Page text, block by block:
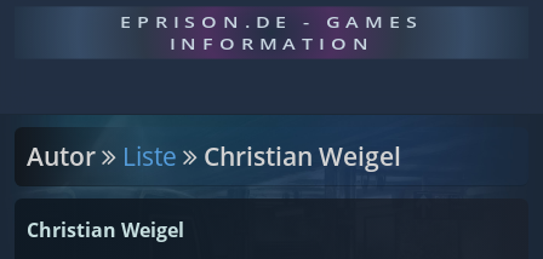
EPRISON.DE - GAMES
INFORMATION
Autor Liste Christian Weigel
Christian Weigel